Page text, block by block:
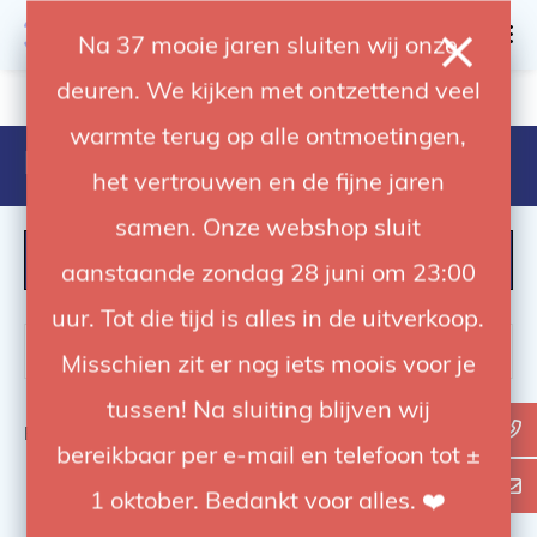
Na 37 mooie jaren sluiten wij onze
deuren. We kijken met ontzettend veel
warmte terug op alle ontmoetingen,
het vertrouwen en de fijne jaren
samen. Onze webshop sluit
aanstaande zondag 28 juni om 23:00
uur. Tot die tijd is alles in de uitverkoop.
Misschien zit er nog iets moois voor je
tussen! Na sluiting blijven wij
bereikbaar per e-mail en telefoon tot ±
1 oktober. Bedankt voor alles. ❤️
4.92 / 5 op trusted shops
Products tagged with 275cm
FILTER